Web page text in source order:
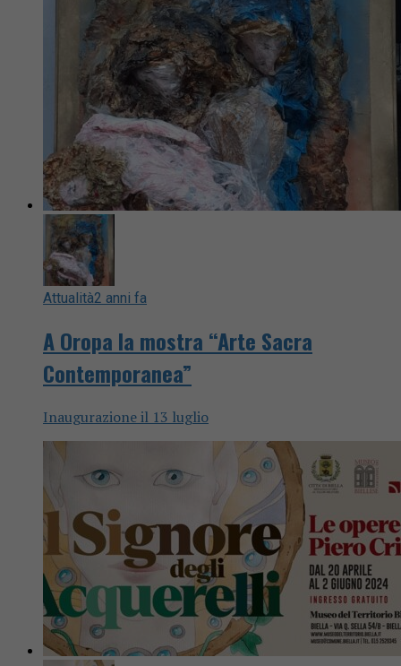
Attualità2 anni fa
A Oropa la mostra “Arte Sacra
Contemporanea”
Inaugurazione il 13 luglio